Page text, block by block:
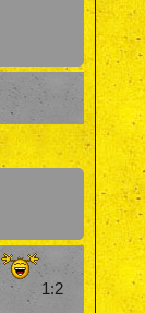
1:2